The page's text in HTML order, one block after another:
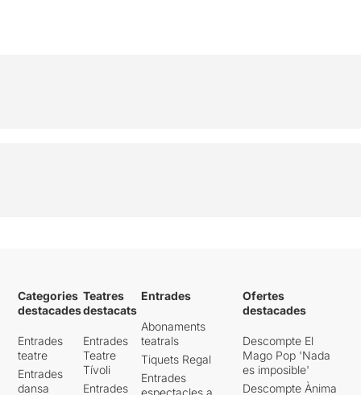
Categories
destacades
Entrades
teatre
Entrades
dansa
Teatres
destacats
Entrades
Teatre
Tívoli
Entrades
Entrades
Abonaments
teatrals
Tiquets Regal
Entrades
Ofertes
destacades
Descompte El
Mago Pop 'Nada
es imposible'
Descompte Ànima